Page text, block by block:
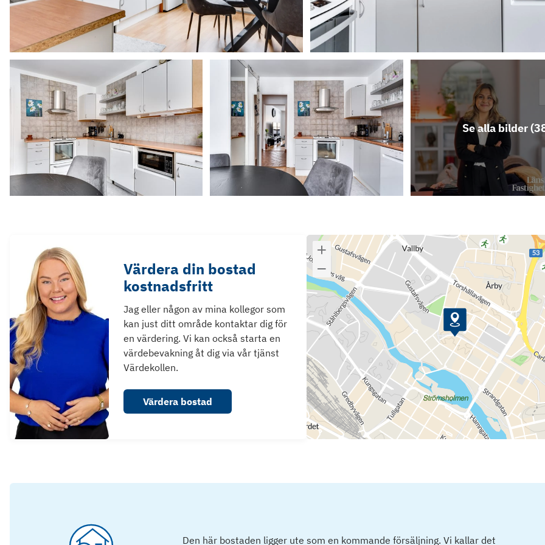
Se alla bilder (
Värdera din bostad
kostnadsfritt
Jag eller någon av mina kollegor som
kan just ditt område kontaktar dig för
en värdering. Vi kan också starta en
värdebevakning åt dig via vår tjänst
Värdekollen.
Värdera bostad
Den här bostaden ligger ute som en kommande försäljning. Vi kallar det